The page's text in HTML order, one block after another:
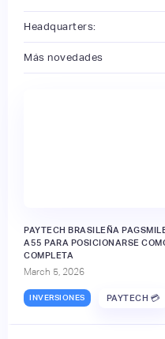
Headquarters:
Más novedades
PAYTECH BRASILEÑA
A55 PARA POSICIONARSE
COMPLETA
March 5, 2026
INVERSIONES PAYTECH 💳